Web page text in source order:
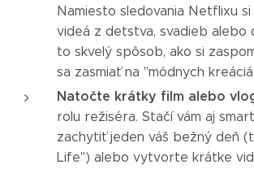
Namiesto sledovania Netflixu
videá z detstva, svadieb alebo
to skvelý spôsob, ako si
sa zasmiať na "módnych
Natočte krátky film alebo
rolu režiséra. Stačí vám aj
zachytiť jeden váš bežný deň
Life") alebo vytvorte krátke